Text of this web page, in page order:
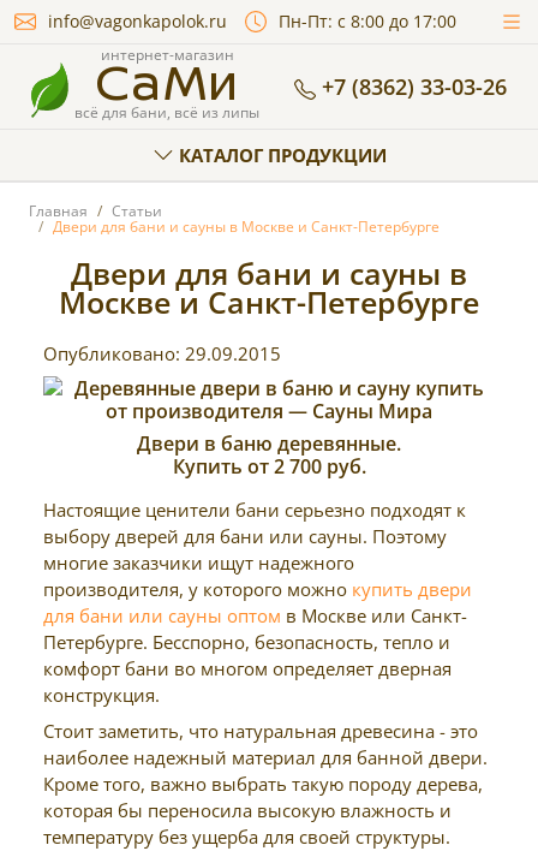
info@vagonkapolok.ru Пн-Пт: с 8:00 до 17:00
интернет-магазин
СаМи
всё для бани, всё из липы
+7 (8362) 33-03-26
КАТАЛОГ ПРОДУКЦИИ
Главная Статьи
Двери для бани и сауны в Москве и Санкт-Петербурге
Двери для бани и сауны в
Москве и Санкт-Петербурге
Опубликовано: 29.09.2015
Двери в баню деревянные.
Купить от 2 700 руб.
Настоящие ценители бани серьезно подходят к
выбору дверей для бани или сауны. Поэтому
многие заказчики ищут надежного
производителя, у которого можно купить двери
для бани или сауны оптом в Москве или Санкт-
Петербурге. Бесспорно, безопасность, тепло и
комфорт бани во многом определяет дверная
конструкция.
Стоит заметить, что натуральная древесина - это
наиболее надежный материал для банной двери.
Кроме того, важно выбрать такую породу дерева,
которая бы переносила высокую влажность и
температуру без ущерба для своей структуры.